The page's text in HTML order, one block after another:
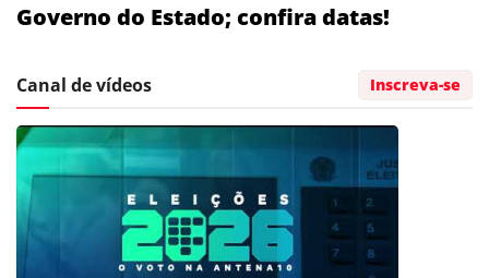
Governo do Estado; confira datas!
Canal de vídeos Inscreva-se